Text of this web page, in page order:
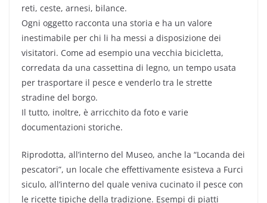
reti, ceste, arnesi, bilance.
Ogni oggetto racconta una storia e ha un valore
inestimabile per chi li ha messi a disposizione dei
visitatori. Come ad esempio una vecchia bicicletta,
corredata da una cassettina di legno, un tempo usata
per trasportare il pesce e venderlo tra le strette
stradine del borgo.
Il tutto, inoltre, è arricchito da foto e varie
documentazioni storiche.
Riprodotta, all’interno del Museo, anche la “Locanda dei
pescatori”, un locale che effettivamente esisteva a Furci
siculo, all’interno del quale veniva cucinato il pesce con
le ricette tipiche della tradizione. Esempi di piatti